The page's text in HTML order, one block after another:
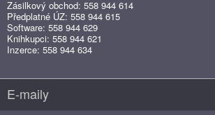
Zásilkový obchod: 558 944 614
Předplatné ÚZ: 558 944 615
Software: 558 944 629
Knihkupci: 558 944 621
Inzerce: 558 944 634
E-maily